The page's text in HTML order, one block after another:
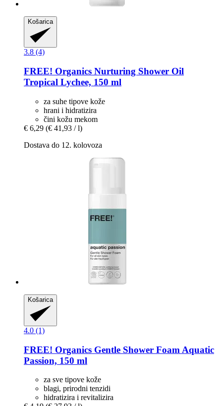
Košarica
3.8 (4)
FREE! Organics Nurturing Shower Oil
Tropical Lychee, 150 ml
za suhe tipove kože
hrani i hidratizira
čini kožu mekom
€ 6,29 (€ 41,93 / l)
Dostava do 12. kolovoza
Košarica
4.0 (1)
FREE! Organics Gentle Shower Foam Aquatic
Passion, 150 ml
za sve tipove kože
blagi, prirodni tenzidi
hidratizira i revitalizira